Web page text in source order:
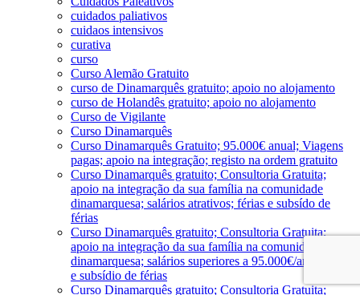
cuidados paliativos
cuidaos intensivos
curativa
curso
Curso Alemão Gratuito
curso de Dinamarquês gratuito; apoio no alojamento
curso de Holandês gratuito; apoio no alojamento
Curso de Vigilante
Curso Dinamarquês
Curso Dinamarquês Gratuito; 95.000€ anual; Viagens
pagas; apoio na integração; registo na ordem gratuito
Curso Dinamarquês gratuito; Consultoria Gratuita;
apoio na integração da sua família na comunidade
dinamarquesa; salários atrativos; férias e subsído de
férias
Curso Dinamarquês gratuito; Consultoria Gratuita;
apoio na integração da sua família na comunidade
dinamarquesa; salários superiores a 95.000€/ano; férias
e subsídio de férias
Curso Dinamarquês gratuito; Consultoria Gratuita;